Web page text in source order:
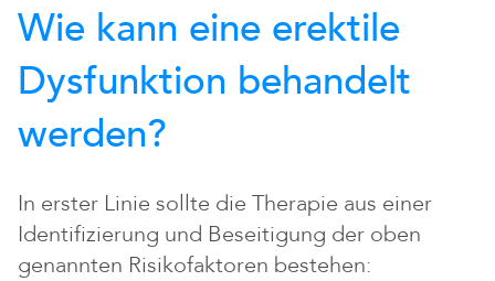
Wie kann eine erektile
Dysfunktion behandelt
werden?
In erster Linie sollte die Therapie aus einer
Identifizierung und Beseitigung der oben
genannten Risikofaktoren bestehen: